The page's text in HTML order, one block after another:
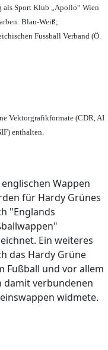
als Sport Klub „Apollo“ Wien
Blau-Weiß;
Fussball Verband (Ö.
Vektorgrafikformate (CDR, AI
enthalten.
englischen Wappen
für Hardy Grünes
"Englands
Ein weiteres
das Hardy Grüne
Fußball und vor allem
damit verbundenen
widmete.